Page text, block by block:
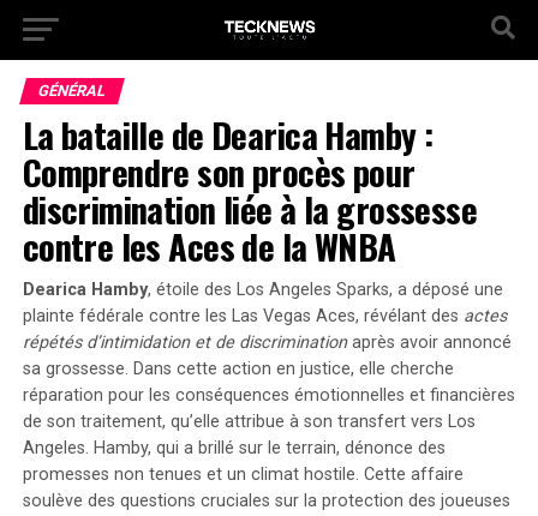
GÉNÉRAL
La bataille de Dearica Hamby :
Comprendre son procès pour
discrimination liée à la grossesse
contre les Aces de la WNBA
Dearica Hamby, étoile des Los Angeles Sparks, a déposé une
plainte fédérale contre les Las Vegas Aces, révélant des actes
répétés d’intimidation et de discriminationaprès avoir annoncé
sa grossesse. Dans cette action en justice, elle cherche
réparation pour les conséquences émotionnelles et financières
de son traitement, qu’elle attribue à son transfert vers Los
Angeles. Hamby, qui a brillé sur le terrain, dénonce des
promesses non tenues et un climat hostile. Cette affaire
soulève des questions cruciales sur la protection des joueuses